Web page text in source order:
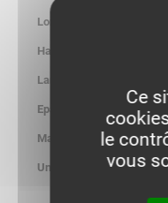
1.50
4.197
kg/p
Ce
le
vous